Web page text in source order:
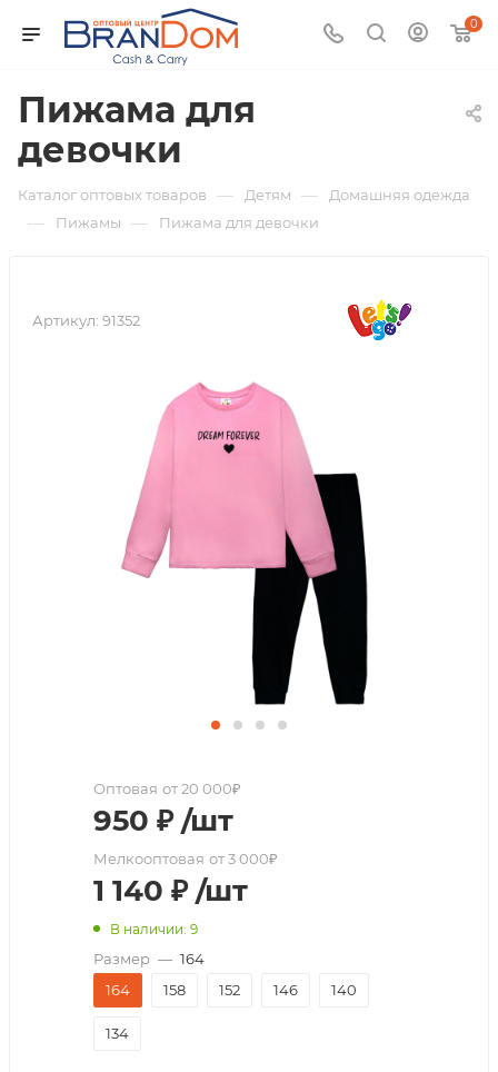
0
Пижама для
девочки
Каталог оптовых товаров — Детям — Домашняя одежда
— Пижамы — Пижама для девочки
Артикул: 91352
Оптовая от 20 000₽
950 ₽ /шт
Мелкооптовая от 3 000₽
1 140 ₽ /шт
В наличии: 9
Размер — 164
164
158 152 146 140
134